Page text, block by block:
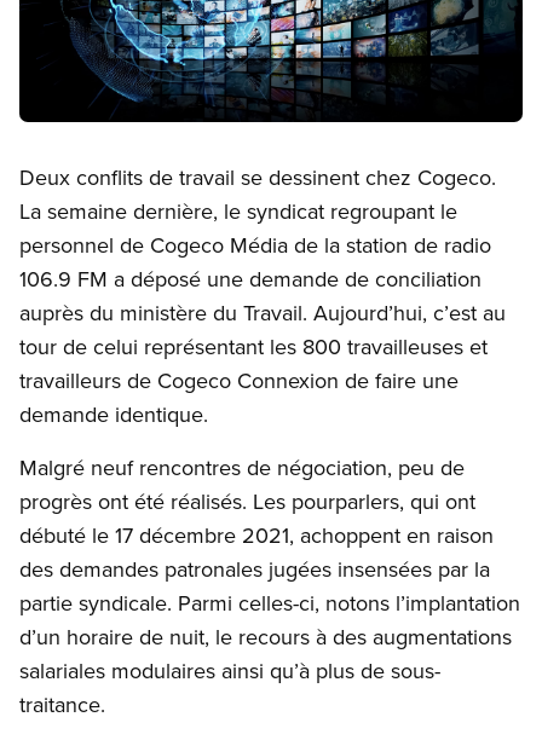
Deux conflits de travail se dessinent chez Cogeco.
La semaine dernière, le syndicat regroupant le
personnel de Cogeco Média de la station de radio
106.9 FM a déposé une demande de conciliation
auprès du ministère du Travail. Aujourd’hui, c’est au
tour de celui représentant les 800 travailleuses et
travailleurs de Cogeco Connexion de faire une
demande identique.
Malgré neuf rencontres de négociation, peu de
progrès ont été réalisés. Les pourparlers, qui ont
débuté le 17 décembre 2021, achoppent en raison
des demandes patronales jugées insensées par la
partie syndicale. Parmi celles-ci, notons l’implantation
d’un horaire de nuit, le recours à des augmentations
salariales modulaires ainsi qu’à plus de sous-
traitance.